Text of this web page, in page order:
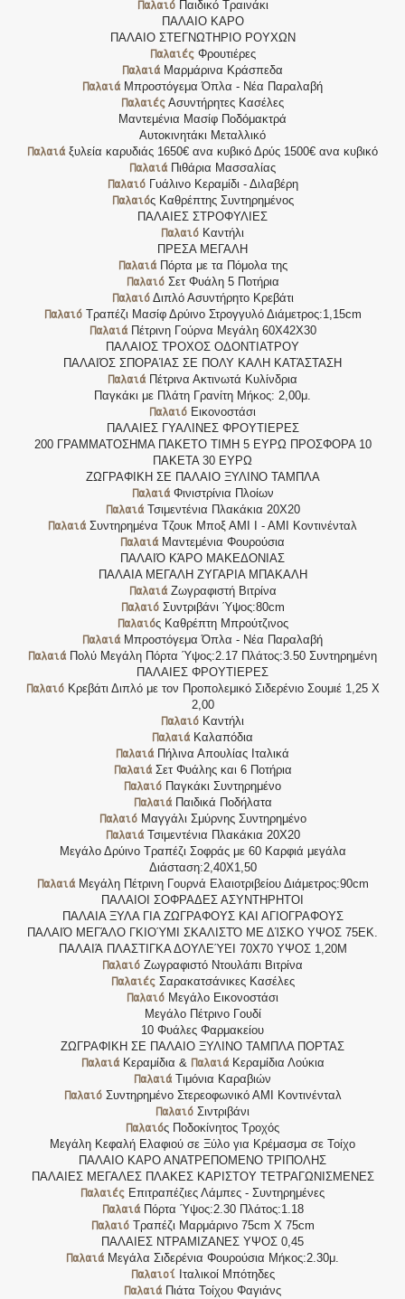
ΠαλαιόΠαιδικό Τραινάκι
ΠΑΛΑΙΟ ΚΑΡΟ
ΠΑΛΑΙΟ ΣΤΕΓΝΩΤΗΡΙΟ ΡΟΥΧΩΝ
ΠαλαιέςΦρουτιέρες
Παλαιά Μαρμάρινα Κράσπεδα
Παλαιά Μπροστόγεμα Όπλα - Νέα Παραλαβή
Παλαιές Ασυντήρητες Κασέλες
Μαντεμένια Μασίφ Ποδόμακτρά
Αυτοκινητάκι Μεταλλικό
Παλαιά ξυλεία καρυδιάς 1650€ ανα κυβικό Δρύς 1500€ ανα κυβικό
Παλαιά Πιθάρια Μασσαλίας
ΠαλαιόΓυάλινο Κεραμίδι - Διλαβέρη
Παλαιός Καθρέπτης Συντηρημένος
ΠΑΛΑΙΕΣ ΣΤΡΟΦΥΛΙΕΣ
Παλαιό Καντήλι
ΠΡΕΣΑ ΜΕΓΑΛΗ
ΠαλαιάΠόρτα με τα Πόμολα της
ΠαλαιόΣετ Φυάλη 5 Ποτήρια
ΠαλαιόΔιπλό Ασυντήρητο Κρεβάτι
ΠαλαιόΤραπέζι Μασίφ Δρύινο Στρογγυλό Διάμετρος:1,15cm
ΠαλαιάΠέτρινη Γούρνα Μεγάλη 60Χ42Χ30
ΠΑΛΑΙΟΣ ΤΡΟΧΟΣ ΟΔΟΝΤΙΑΤΡΟΥ
ΠΑΛΑΙΌΣ ΣΠΟΡΑΊΑΣ ΣΕ ΠΟΛΥ ΚΑΛΗ ΚΑΤΆΣΤΑΣΗ
Παλαιά Πέτρινα Ακτινωτά Κυλίνδρια
Παγκάκι με Πλάτη Γρανίτη Μήκος: 2,00μ.
Παλαιό Εικονοστάσι
ΠΑΛΑΙΕΣ ΓΥΑΛΙΝΕΣ ΦΡΟΥΤΙΕΡΕΣ
200 ΓΡΑΜΜΑΤΟΣΗΜΑ ΠΑΚΕΤΟ ΤΙΜΗ 5 ΕΥΡΩ ΠΡΟΣΦΟΡΑ 10
ΠΑΚΕΤΑ 30 ΕΥΡΩ
ΖΩΓΡΑΦΙΚΗ ΣΕ ΠΑΛΑΙΟ ΞΥΛΙΝΟ ΤΑΜΠΛΑ
ΠαλαιάΦινιστρίνια Πλοίων
ΠαλαιάΤσιμεντένια Πλακάκια 20Χ20
Παλαιά Συντηρημένα Τζουκ Μποξ ΑΜΙ Ι - ΑΜΙ Κοντινένταλ
Παλαιά Μαντεμένια Φουρούσια
ΠΑΛΑΙΌ ΚΆΡΟ ΜΑΚΕΔΟΝΙΑΣ
ΠΑΛΑΙΑ ΜΕΓΑΛΗ ΖΥΓΑΡΙΑ ΜΠΑΚΑΛΗ
ΠαλαιάΖωγραφιστή Βιτρίνα
ΠαλαιόΣυντριβάνι Ύψος:80cm
Παλαιός Καθρέπτη Μπρούτζινος
Παλαιά Μπροστόγεμα Όπλα - Νέα Παραλαβή
Παλαιά Πολύ Μεγάλη Πόρτα Ύψος:2.17 Πλάτος:3.50 Συντηρημένη
ΠΑΛΑΙΕΣ ΦΡΟΥΤΙΕΡΕΣ
ΠαλαιόΚρεβάτι Διπλό με τον Προπολεμικό Σιδερένιο Σουμιέ 1,25 Χ
2,00
Παλαιό Καντήλι
Παλαιά Καλαπόδια
Παλαιά Πήλινα Απουλίας Ιταλικά
ΠαλαιάΣετ Φυάλης και 6 Ποτήρια
Παλαιό Παγκάκι Συντηρημένο
ΠαλαιάΠαιδικά Ποδήλατα
ΠαλαιόΜαγγάλι Σμύρνης Συντηρημένο
ΠαλαιάΤσιμεντένια Πλακάκια 20Χ20
Μεγάλο Δρύινο Τραπέζι Σοφράς με 60 Καρφιά μεγάλα
Διάσταση:2,40Χ1,50
ΠαλαιάΜεγάλη Πέτρινη Γουρνά Ελαιοτριβείου Διάμετρος:90cm
ΠΑΛΑΙΟΙ ΣΟΦΡΑΔΕΣ ΑΣΥΝΤΗΡΗΤΟΙ
ΠΑΛΑΙΑ ΞΥΛΑ ΓΙΑ ΖΩΓΡΑΦΟΥΣ ΚΑΙ ΑΓΙΟΓΡΑΦΟΥΣ
ΠΑΛΑΙΌ ΜΕΓΆΛΟ ΓΚΙΟΎΜΙ ΣΚΑΛΙΣΤΌ ΜΕ ΔΊΣΚΟ ΥΨΟΣ 75ΕΚ.
ΠΑΛΑΙΆ ΠΛΑΣΤΙΓΚΑ ΔΟΥΛΕΎΕΙ 70Χ70 ΥΨΟΣ 1,20Μ
Παλαιό Ζωγραφιστό Ντουλάπι Βιτρίνα
ΠαλαιέςΣαρακατσάνικες Κασέλες
Παλαιό Μεγάλο Εικονοστάσι
Μεγάλο Πέτρινο Γουδί
10 Φυάλες Φαρμακείου
ΖΩΓΡΑΦΙΚΗ ΣΕ ΠΑΛΑΙΟ ΞΥΛΙΝΟ ΤΑΜΠΛΑ ΠΟΡΤΑΣ
ΠαλαιάΚεραμίδια & ΠαλαιάΚεραμίδια Λούκια
Παλαιά Τιμόνια Καραβιών
ΠαλαιόΣυντηρημένο Στερεοφωνικό ΑΜΙ Κοντινένταλ
Παλαιό Σιντριβάνι
Παλαιός Ποδοκίνητος Τροχός
Μεγάλη Κεφαλή Ελαφιού σε Ξύλο για Κρέμασμα σε Τοίχο
ΠΑΛΑΙΟ ΚΑΡΟ ΑΝΑΤΡΕΠΟΜΕΝΟ ΤΡΙΠΟΛΗΣ
ΠΑΛΑΙΕΣ ΜΕΓΑΛΕΣ ΠΛΑΚΕΣ ΚΑΡΙΣΤΟΥ ΤΕΤΡΑΓΩΝΙΣΜΕΝΕΣ
Παλαιές Επιτραπέζιες Λάμπες - Συντηρημένες
ΠαλαιάΠόρτα Ύψος:2.30 Πλάτος:1.18
ΠαλαιόΤραπέζι Μαρμάρινο 75cm Χ 75cm
ΠΑΛΑΙΕΣ ΝΤΡΑΜΙΖΑΝΕΣ ΥΨΟΣ 0,45
Παλαιά Μεγάλα Σιδερένια Φουρούσια Μήκος:2.30μ.
ΠαλαιοίΙταλικοί Μπότηδες
Παλαιά Πιάτα Τοίχου Φαγιάνς